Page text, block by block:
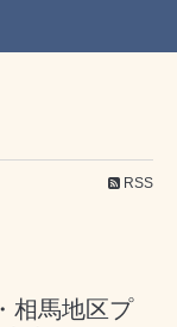
RSS
相馬地区プ